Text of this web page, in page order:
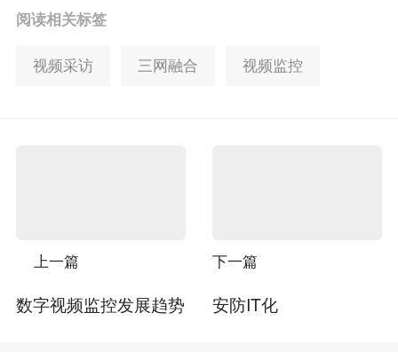
阅读相关标签
视频采访 三网融合 视频监控
上一篇
数字视频监控发展趋势
下一篇
安防IT化